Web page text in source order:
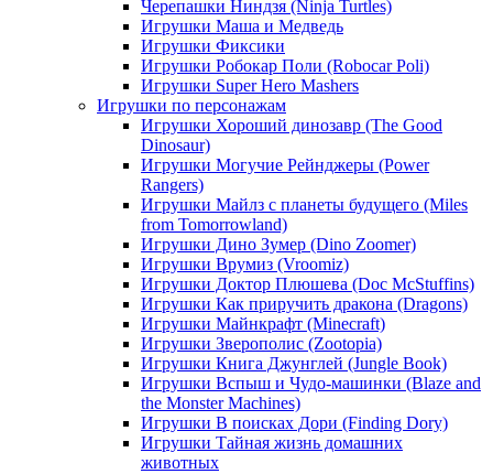
Черепашки Ниндзя (Ninja Turtles)
Игрушки Маша и Медведь
Игрушки Фиксики
Игрушки Робокар Поли (Robocar Poli)
Игрушки Super Hero Mashers
Игрушки по персонажам
Игрушки Хороший динозавр (The Good
Dinosaur)
Игрушки Могучие Рейнджеры (Power
Rangers)
Игрушки Майлз с планеты будущего (Miles
from Tomorrowland)
Игрушки Дино Зумер (Dino Zoomer)
Игрушки Врумиз (Vroomiz)
Игрушки Доктор Плюшева (Doc McStuffins)
Игрушки Как приручить дракона (Dragons)
Игрушки Майнкрафт (Minecraft)
Игрушки Зверополис (Zootopia)
Игрушки Книга Джунглей (Jungle Book)
Игрушки Вспыш и Чудо-машинки (Blaze and
the Monster Machines)
Игрушки В поисках Дори (Finding Dory)
Игрушки Тайная жизнь домашних
животных